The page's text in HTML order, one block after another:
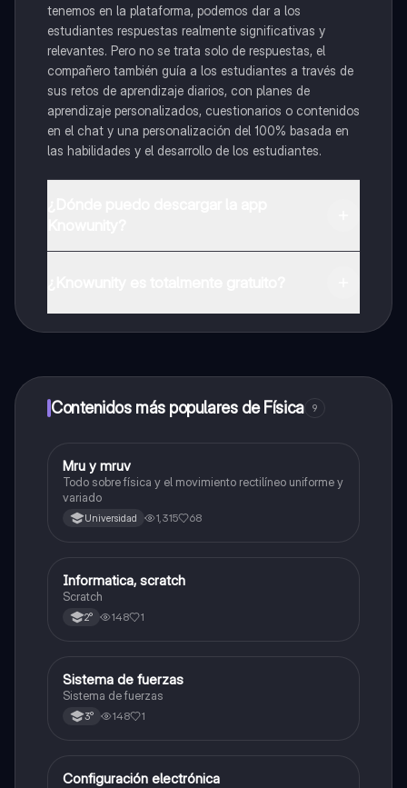
tenemos en la plataforma, podemos dar a los
estudiantes respuestas realmente significativas y
relevantes. Pero no se trata solo de respuestas, el
compañero también guía a los estudiantes a través de
sus retos de aprendizaje diarios, con planes de
aprendizaje personalizados, cuestionarios o contenidos
en el chat y una personalización del 100% basada en
las habilidades y el desarrollo de los estudiantes.
a determinadas funciones.
Contenidos más populares de Física 9
Física
Mru y mruv
Todo sobre física y el movimiento rectilíneo uniforme y
variado
Universidad 1,315 68
Física
Informatica, scratch
Scratch
2° 148 1
Física
Sistema de fuerzas
Sistema de fuerzas
3° 148 1
Física
Configuración electrónica